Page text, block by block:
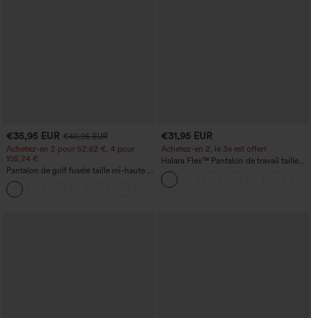
€35,95 EUR €40,95 EUR
Achetez-en 2 pour 52,62 €, 4 pour
105,24 €
Pantalon de golf fuselé taille mi-haute à
cordon, ourlet incurvé, séchage rapide,
avec poches — UPF40+
€31,95 EUR
Achetez-en 2, le 3e est offert
Halara Flex™ Pantalon de travail taille
haute avec poche latérale arrière et
légère coupe évasée